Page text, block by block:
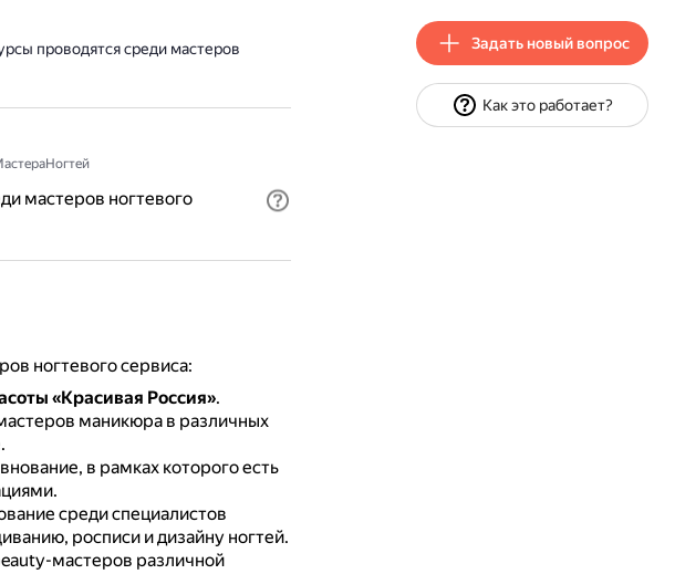
проводятся среди мастеров
мастеров ногтевого
ногтевого сервиса:
«Красивая Россия».
маникюра в различных
в рамках которого есть
среди специалистов
росписи и дизайну ногтей.
мастеров различной
Задать новый вопрос
Как это работает?